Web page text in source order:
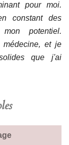
pour moi.
constant des
potentiel.
médecine, et je
que j'ai